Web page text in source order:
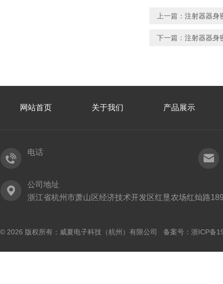
上一篇： 注射器器身
下一篇： 注射器器身
网站首页 关于我们 产品展示
电话
公司地址
浙江省杭州市萧山区经济技术开发区红垦农场红灿路
© 2026 版权所有：威夏电子科技（杭州）有限公司 备案号： 浙ICP备